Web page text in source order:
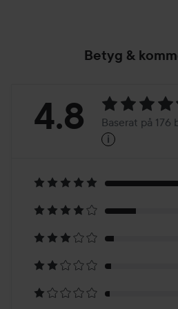
Betyg &
Betyg:
på
176
betyg
4.8 Baserat på 176
i